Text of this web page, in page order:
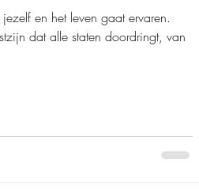
en het leven gaat ervaren.
dat alle staten doordringt, van